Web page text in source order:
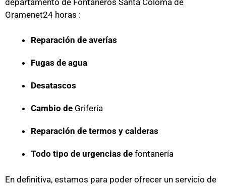
Gramenet24 horas :
Reparación de averías
Fugas de agua
Desatascos
Cambio de Grifería
Reparación de termos y calderas
Todo tipo de urgencias de fontanería
En definitiva, estamos para poder ofrecer un servicio de